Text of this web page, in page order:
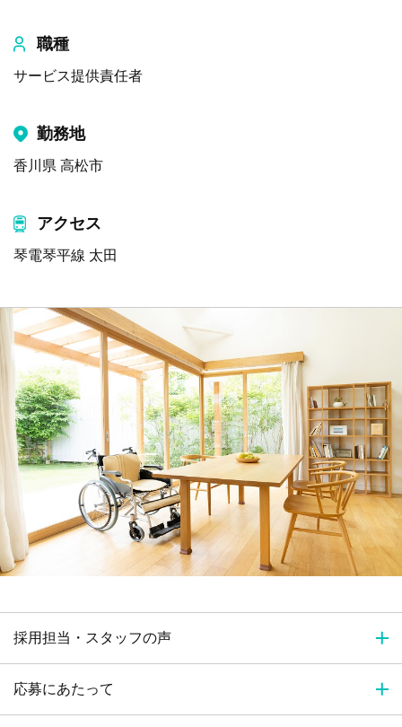
職種
サービス提供責任者
勤務地
香川県 高松市
アクセス
琴電琴平線 太田
採用担当・スタッフの声
応募にあたって